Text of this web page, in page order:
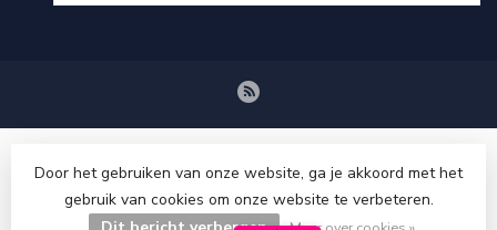
Door het gebruiken van onze website, ga je akkoord met het
gebruik van cookies om onze website te verbeteren.